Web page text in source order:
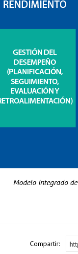
Modelo Integrado
Compartir: